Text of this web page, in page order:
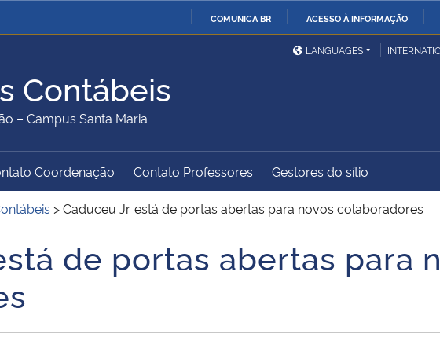
COMUNICA BR ACESSO À INFORMAÇÃO
da Justiça e
Ministério da Defesa
Ministério das Relações
Exteriores
da Educação Ministério da Cidadania
do Turismo
Ministério do
Desenvolvimento Regional
Controladoria-Geral da
de Segurança
Advocacia-Geral da União Banco Central do Brasil
LANGUAGES
Contábeis
– Campus Santa Maria
Coordenação Contato Professores Gestores do sítio
>Caduceu Jr. está de portas abertas para novos colaboradores
de portas abertas para